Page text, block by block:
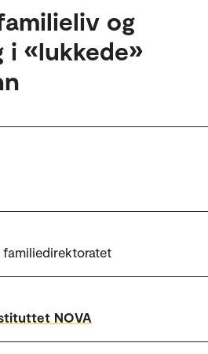
og
i «lukkede»
NOVA